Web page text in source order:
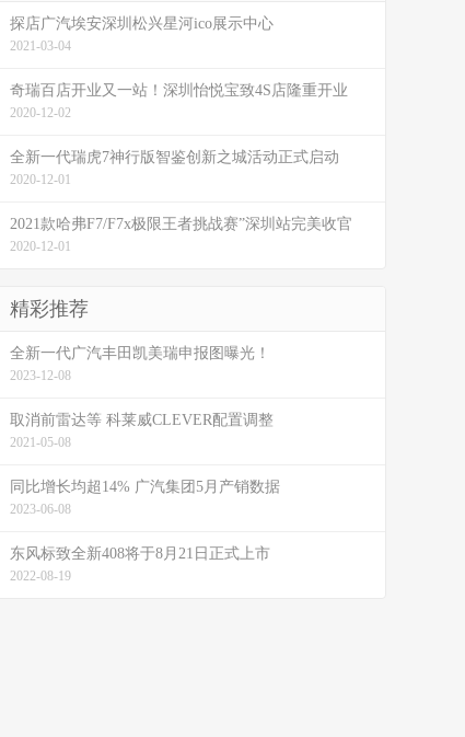
探店广汽埃安深圳松兴星河ico展示中心
2021-03-04
奇瑞百店开业又一站！深圳怡悦宝致4S店隆重开业
2020-12-02
全新一代瑞虎7神行版智鉴创新之城活动正式启动
2020-12-01
2021款哈弗F7/F7x极限王者挑战赛”深圳站完美收官
2020-12-01
精彩推荐
全新一代广汽丰田凯美瑞申报图曝光！
2023-12-08
取消前雷达等 科莱威CLEVER配置调整
2021-05-08
同比增长均超14% 广汽集团5月产销数据
2023-06-08
东风标致全新408将于8月21日正式上市
2022-08-19